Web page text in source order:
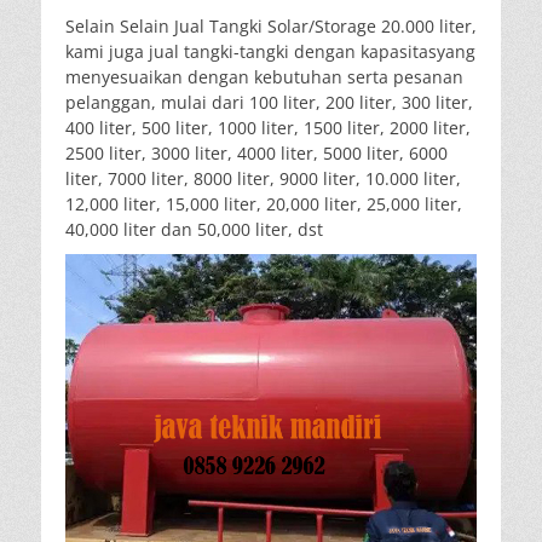
Selain Selain Jual Tangki Solar/Storage 20.000 liter,
kami juga jual tangki-tangki dengan kapasitasyang
menyesuaikan dengan kebutuhan serta pesanan
pelanggan, mulai dari 100 liter, 200 liter, 300 liter,
400 liter, 500 liter, 1000 liter, 1500 liter, 2000 liter,
2500 liter, 3000 liter, 4000 liter, 5000 liter, 6000
liter, 7000 liter, 8000 liter, 9000 liter, 10.000 liter,
12,000 liter, 15,000 liter, 20,000 liter, 25,000 liter,
40,000 liter dan 50,000 liter, dst